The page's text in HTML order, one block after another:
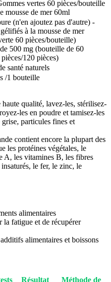
vertes 60 pièces/bouteille
mousse de mer 60ml
(n'en ajoutez pas d'autre) -
à la mousse de mer
60 pièces/bouteille)
500 mg (bouteille de 60
120 pièces)
santé naturels
/1 bouteille
qualité, lavez-les, stérilisez-
les en poudre et tamisez-les
particules fines et
contient encore la plupart des
les protéines végétales, le
A, les vitamines B, les fibres
le fer, le zinc, le
alimentaires
fatigue et de récupérer
alimentaires et boissons
Résultat
Méthode de